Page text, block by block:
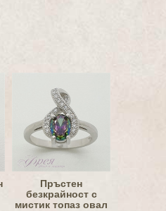
Пръстен
безкрайност с
мистик топаз овал